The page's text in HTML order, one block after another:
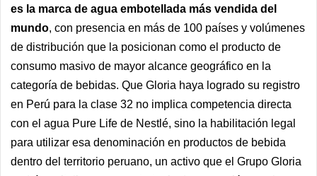
es la marca de agua embotellada más vendida del
mundo, con presencia en más de 100 países y volúmenes
de distribución que la posicionan como el producto de
consumo masivo de mayor alcance geográfico en la
categoría de bebidas. Que Gloria haya logrado su registro
en Perú para la clase 32 no implica competencia directa
con el agua Pure Life de Nestlé, sino la habilitación legal
para utilizar esa denominación en productos de bebida
dentro del territorio peruano, un activo que el Grupo Gloria